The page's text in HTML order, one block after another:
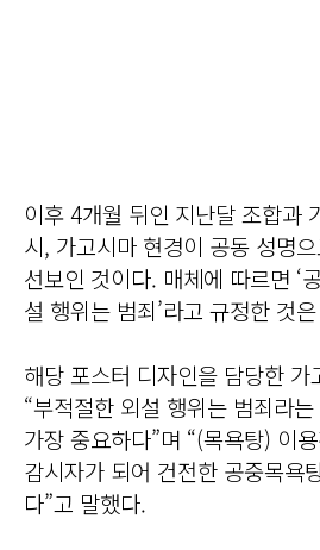
이후 4개월 뒤인 지난달 조합과
시, 가고시마 현경이 공동 성명
선보인 것이다. 매체에 따르면 ‘
설 행위는 범죄’라고 규정한 것
해당 포스터 디자인을 담당한
“부적절한 외설 행위는 범죄라
가장 중요하다”며 “(목욕탕) 이
감시자가 되어 건전한 공중목욕
다”고 말했다.